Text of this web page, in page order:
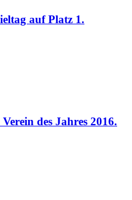
auf Platz 1.
des Jahres 2016.